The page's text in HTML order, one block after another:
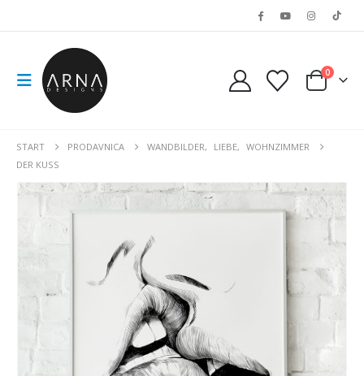
0
START PRODAVNICA WANDBILDER, LIEBE, WOHNZIMMER
DER KUSS